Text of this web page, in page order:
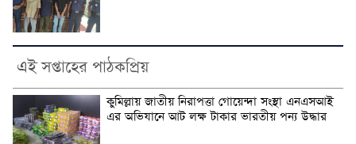
এই সপ্তাহের পাঠকপ্রিয়
কুমিল্লায় জাতীয় নিরাপত্তা গোয়েন্দা সংস্থা এনএসআই
এর অভিযানে আট লক্ষ টাকার ভারতীয় পন্য উদ্ধার